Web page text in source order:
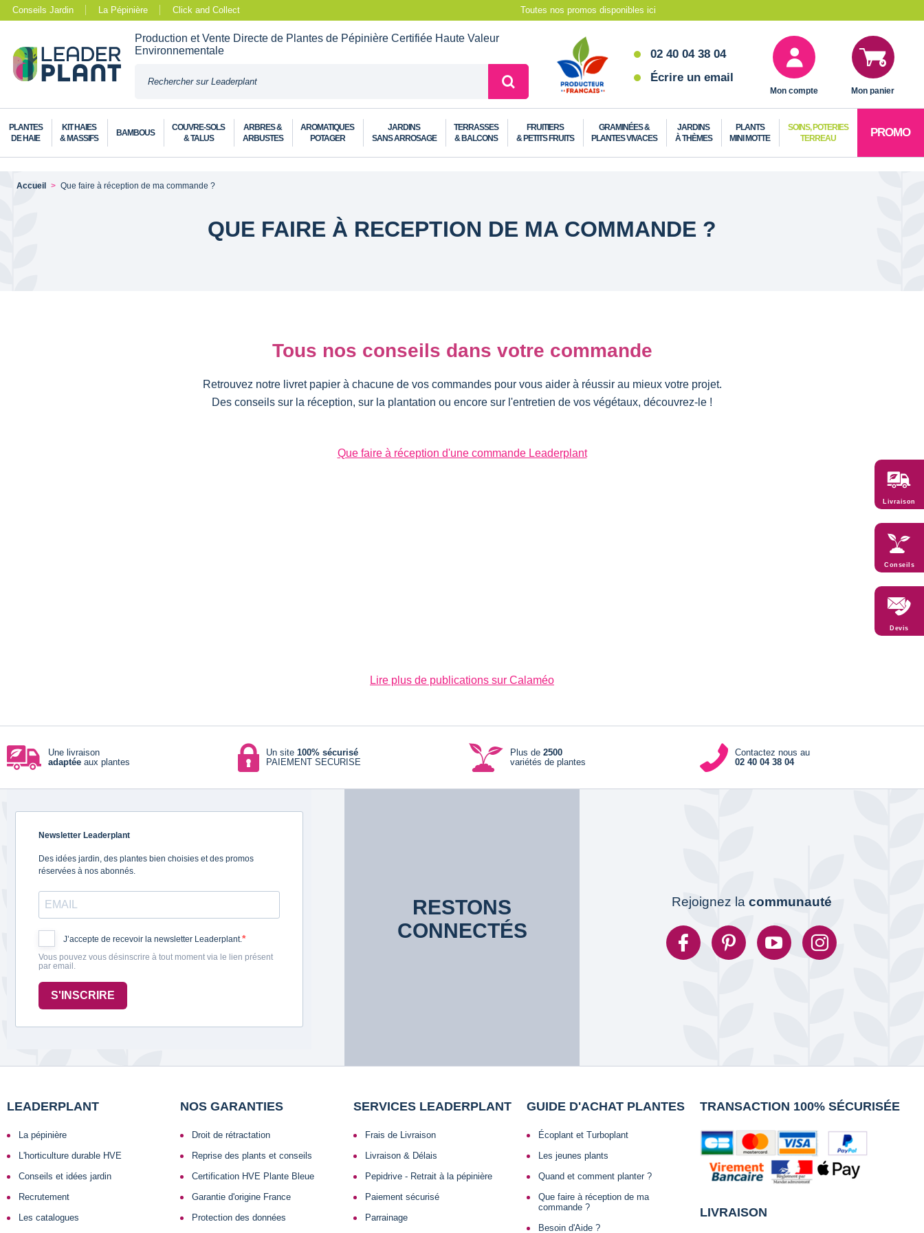
Conseils Jardin La Pépinière Click and Collect Toutes nos promos disponibles ici
Production et Vente Directe de Plantes de Pépinière Certifiée Haute Valeur
Environnementale
02 40 04 38 04
Écrire un email
Mon compte Mon panier
PLANTES
DE HAIE
KIT HAIES
& MASSIFS
BAMBOUS
COUVRE-SOLS
& TALUS
ARBRES &
ARBUSTES
AROMATIQUES
POTAGER
JARDINS
SANS ARROSAGE
TERRASSES
& BALCONS
FRUITIERS
& PETITS FRUITS
GRAMINÉES &
PLANTES VIVACES
JARDINS
À THÈMES
PLANTS
MINI MOTTE
SOINS, POTERIES
TERREAU
PROMO
Accueil Que faire à réception de ma commande ?
QUE FAIRE À RECEPTION DE MA COMMANDE ?
Tous nos conseils dans votre commande
Retrouvez notre livret papier à chacune de vos commandes pour vous aider à réussir au mieux votre projet.
Des conseils sur la réception, sur la plantation ou encore sur l'entretien de vos végétaux, découvrez-le !
Que faire à réception d'une commande Leaderplant
Lire plus de publications sur Calaméo
Une livraison
adaptée aux plantes
Un site 100% sécurisé
PAIEMENT SECURISE
Plus de 2500
variétés de plantes
Contactez nous au
02 40 04 38 04
Newsletter Leaderplant
Des idées jardin, des plantes bien choisies et des promos
réservées à nos abonnés.
J’accepte de recevoir la newsletter Leaderplant.
Vous pouvez vous désinscrire à tout moment via le lien présent
par email.
S'INSCRIRE
RESTONS
CONNECTÉS
Rejoignez la communauté
LEADERPLANT
La pépinière
L'horticulture durable HVE
Conseils et idées jardin
Recrutement
Les catalogues
NOS GARANTIES
Droit de rétractation
Reprise des plants et conseils
Certification HVE Plante Bleue
Garantie d'origine France
Protection des données
SERVICES LEADERPLANT
Frais de Livraison
Livraison & Délais
Pepidrive - Retrait à la pépinière
Paiement sécurisé
Parrainage
GUIDE D'ACHAT PLANTES
Écoplant et Turboplant
Les jeunes plants
Quand et comment planter ?
Que faire à réception de ma
commande ?
Besoin d'Aide ?
TRANSACTION 100% SÉCURISÉE
LIVRAISON
Livraison
Conseils
Devis